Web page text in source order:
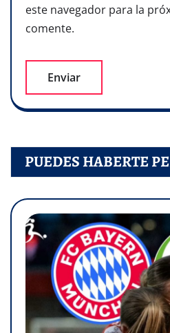
este navegador para la
comente.
PUEDES HABERTE